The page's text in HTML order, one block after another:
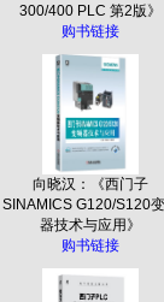
300/400 PLC 第2版》
购书链接
向晓汉：《西门子
SINAMICS G120/S120
器技术与应用》
购书链接